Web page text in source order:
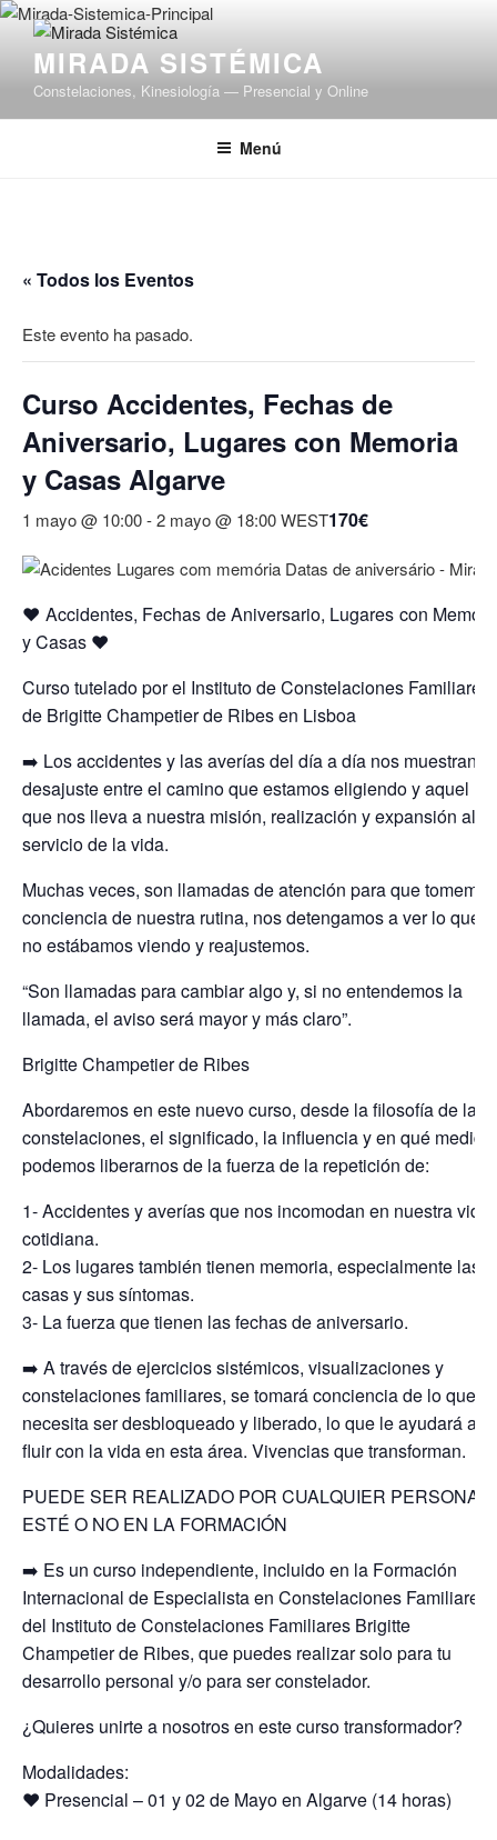
Saltar
contenidoMIRADA SISTÉMICA
Constelaciones, Kinesiología — Presencial y Online
Menú
« Todos los Eventos
Este evento ha pasado.
Curso Accidentes, Fechas de
Aniversario, Lugares con Memoria
y Casas Algarve
1 mayo @ 10:00-2 mayo @ 18:00WEST170€
❤️ Accidentes, Fechas de Aniversario, Lugares con
y Casas ❤️
Curso tutelado por el Instituto de Constelaciones Familiares
de Brigitte Champetier de Ribes en Lisboa
➡️ Los accidentes y las averías del día a día nos muestran
desajuste entre el camino que estamos eligiendo y aquel
que nos lleva a nuestra misión, realización y expansión al
servicio de la vida.
Muchas veces, son llamadas de atención para que tomemos
conciencia de nuestra rutina, nos detengamos a ver lo que
no estábamos viendo y reajustemos.
“Son llamadas para cambiar algo y, si no entendemos la
llamada, el aviso será mayor y más claro”.
Brigitte Champetier de Ribes
Abordaremos en este nuevo curso, desde la filosofía de las
constelaciones, el significado, la influencia y en qué medida
podemos liberarnos de la fuerza de la repetición de:
1- Accidentes y averías que nos incomodan en nuestra vida
cotidiana.
2- Los lugares también tienen memoria, especialmente las
casas y sus síntomas.
3- La fuerza que tienen las fechas de aniversario.
➡️ A través de ejercicios sistémicos, visualizaciones y
constelaciones familiares, se tomará conciencia de lo que
necesita ser desbloqueado y liberado, lo que le ayudará a
fluir con la vida en esta área. Vivencias que transforman.
PUEDE SER REALIZADO POR CUALQUIER PERSONA,
ESTÉ O NO EN LA FORMACIÓN
➡️ Es un curso independiente, incluido en la Formación
Internacional de Especialista en Constelaciones Familiares
del Instituto de Constelaciones Familiares Brigitte
Champetier de Ribes, que puedes realizar solo para tu
desarrollo personal y/o para ser constelador.
¿Quieres unirte a nosotros en este curso transformador?
Modalidades:
❤️ Presencial – 01 y 02 de Mayo en Algarve (14 horas)